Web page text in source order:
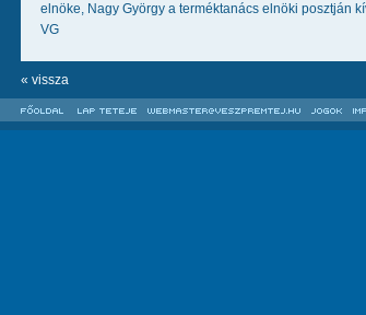
elnöke, Nagy György a terméktanács elnöki posztján
VG
« vissza